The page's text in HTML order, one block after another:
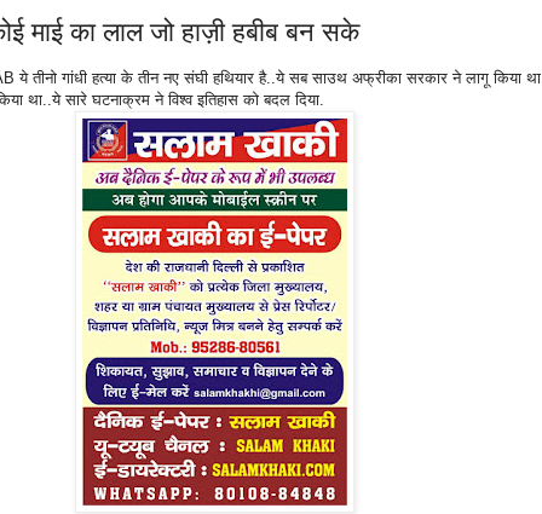
माई का लाल जो हाज़ी हबीब बन सके
ये तीनो गांधी हत्या के तीन नए संघी हथियार है..ये सब साउथ अफ्रीका सरकार ने लागू किया था
था..ये सारे घटनाक्रम ने विश्व इतिहास को बदल दिया.